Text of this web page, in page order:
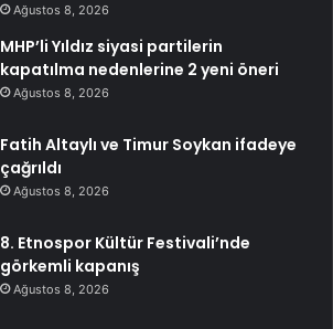
Ağustos 8, 2026
MHP’li Yıldız siyasi partilerin
kapatılma nedenlerine 2 yeni öneri
Ağustos 8, 2026
Fatih Altaylı ve Timur Soykan ifadeye
çağrıldı
Ağustos 8, 2026
8. Etnospor Kültür Festivali’nde
görkemli kapanış
Ağustos 8, 2026